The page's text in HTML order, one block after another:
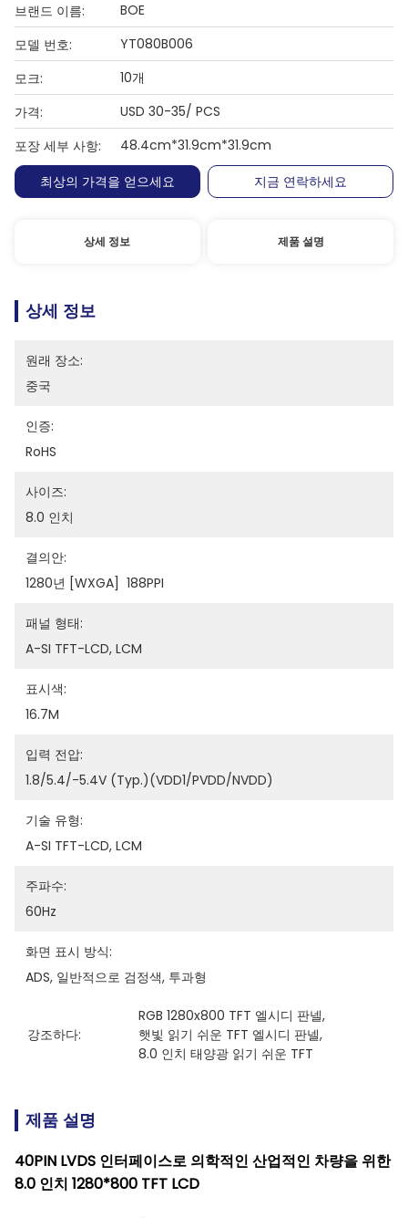
브랜드 이름:
BOE
모델 번호:
YT080B006
모크:
10개
가격:
USD 30-35/ PCS
포장 세부 사항:
48.4cm*31.9cm*31.9cm
최상의 가격을 얻으세요
지금 연락하세요
상세 정보 제품 설명
상세 정보
원래 장소:
중국
인증:
RoHS
사이즈:
8.0 인치
결의안:
1280년 [WXGA]  188PPI
패널 형태:
A-SI TFT-LCD, LCM
표시색:
16.7M
입력 전압:
1.8/5.4/-5.4V (Typ.)(VDD1/PVDD/NVDD)
기술 유형:
A-SI TFT-LCD, LCM
주파수:
60Hz
화면 표시 방식:
ADS, 일반적으로 검정색, 투과형
강조하다:
RGB 1280x800 TFT 엘시디 판넬,
햇빛 읽기 쉬운 TFT 엘시디 판넬,
8.0 인치 태양광 읽기 쉬운 TFT
제품 설명
40PIN LVDS 인터페이스로 의학적인 산업적인 차량을 위한
8.0 인치 1280*800 TFT LCD